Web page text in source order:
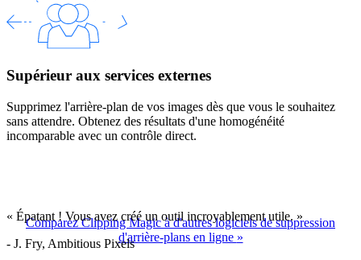
Supérieur aux services externes
Supprimez l'arrière-plan de vos images dès que vous le souhaitez
sans attendre. Obtenez des résultats d'une homogénéité
incomparable avec un contrôle direct.
Comparez Clipping Magic à d'autres logiciels de suppression
d'arrière-plans en ligne »
« Épatant ! Vous avez créé un outil incroyablement utile. »
- J. Fry, Ambitious Pixels